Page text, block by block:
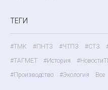
ТЕГИ
#ТМК #ПНТЗ #ЧТПЗ #СТЗ
#ТАГМЕТ
#История
#Производство
#Экология Все